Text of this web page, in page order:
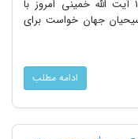
پاریس-آسوشیتدپرس-23 دسامبر 1978 آیت الله خمینی امروز با
جهان خواست برای
ادامه مطلب